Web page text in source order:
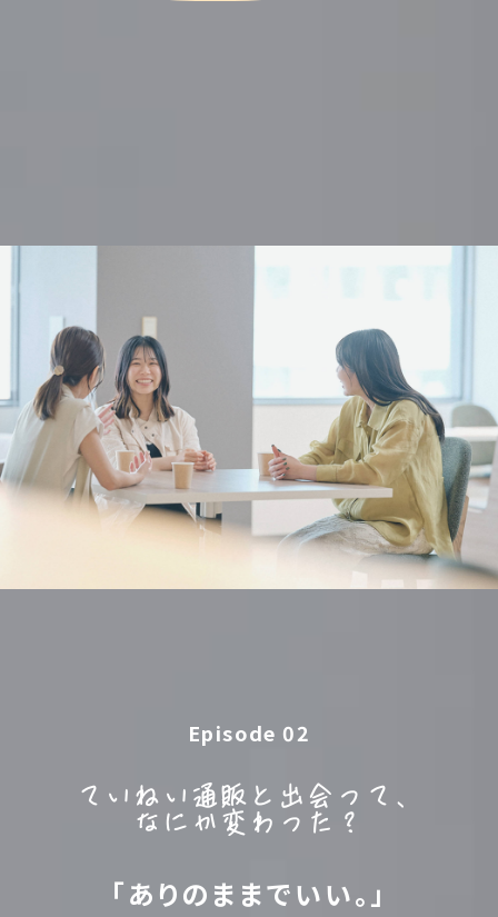
Episode 02
ていねい通販と出会って、
なにか変わった？
「ありのままでいい。」